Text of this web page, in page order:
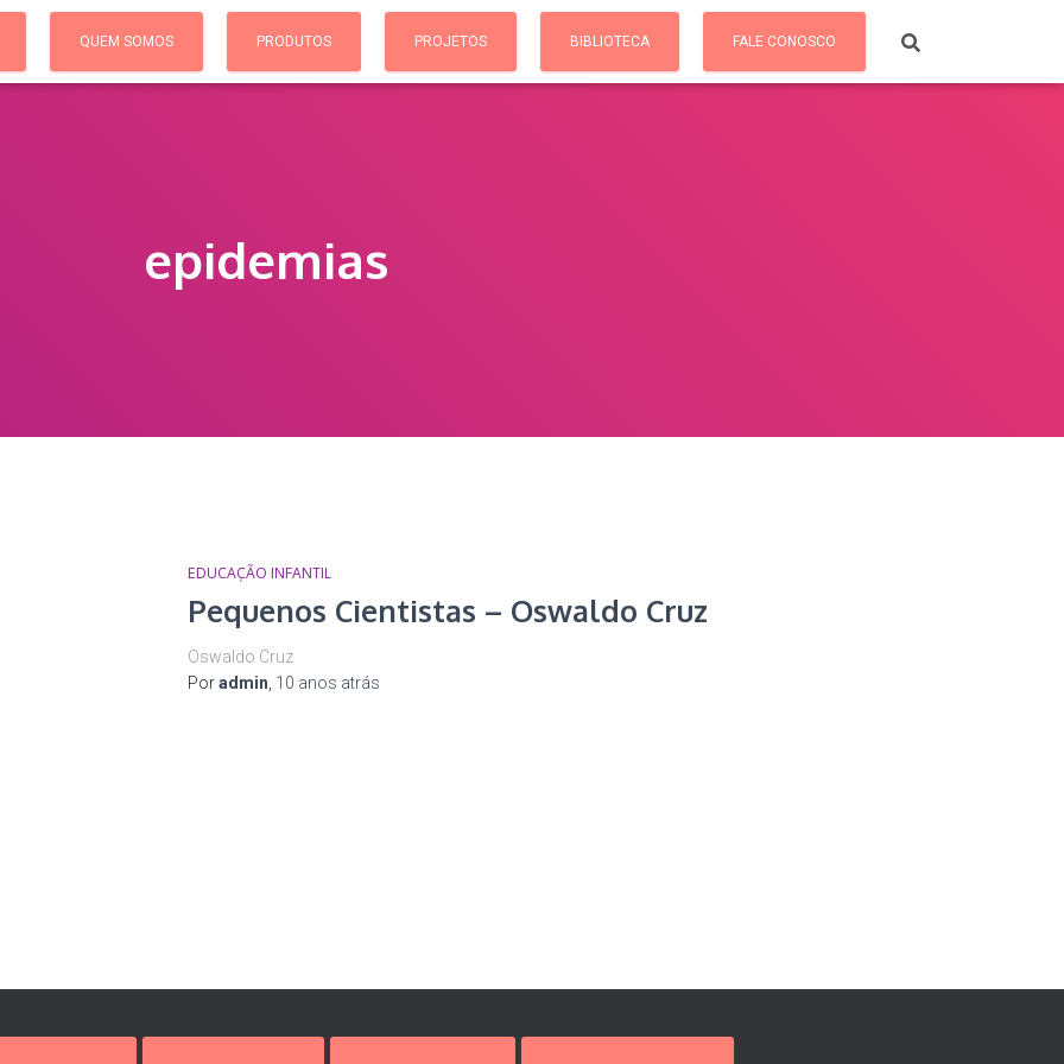
QUEM SOMOS PRODUTOS PROJETOS BIBLIOTECA FALE CONOSCO
epidemias
EDUCAÇÃO INFANTIL
Pequenos Cientistas – Oswaldo Cruz
Oswaldo Cruz
Poradmin 10 anos atrás